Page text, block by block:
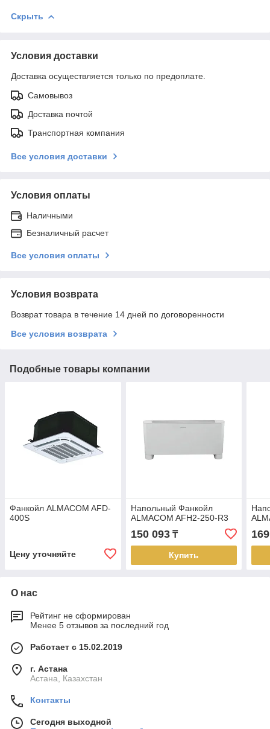
Скрыть
Условия доставки
Доставка осуществляется только по предоплате.
Самовывоз
Доставка почтой
Транспортная компания
Все условия доставки
Условия оплаты
Наличными
Безналичный расчет
Все условия оплаты
Условия возврата
Возврат товара в течение 14 дней по договоренности
Все условия возврата
Подобные товары компании
Фанкойл ALMACOM AFD-
400S
Цену уточняйте
Напольный Фанкойл
ALMACOM AFH2-250-R3
150 093₸
Купить
О нас
Рейтинг не сформирован
Менее 5 отзывов за последний год
Работает с 15.02.2019
г. Астана
Астана, Казахстан
Контакты
Сегодня выходной